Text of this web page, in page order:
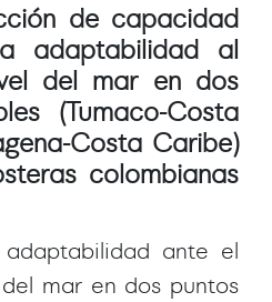
de capacidad
adaptabilidad al
del mar en dos
(Tumaco-Costa
Costa Caribe)
colombianas
ante el
mar en dos puntos